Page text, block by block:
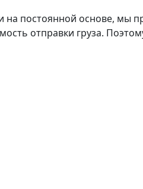
постоянной основе, мы
отправки груза.